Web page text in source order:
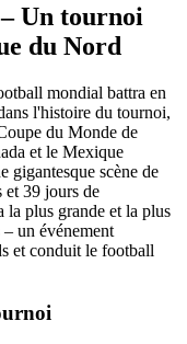
Un tournoi
du Nord
mondial battra en
l'histoire du tournoi,
du Monde de
et le Mexique
gigantesque scène de
et 39 jours de
la plus grande et la plus
un événement
et conduit le football